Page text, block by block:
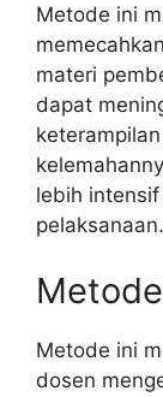
Metode ini
materi
dapat
lebih
pelaksanaan.
Metode ini
dosen